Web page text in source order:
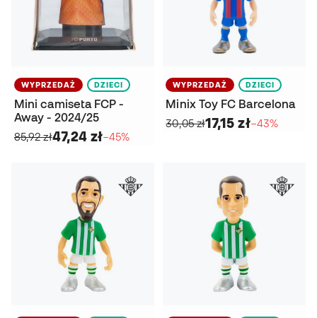
WYPRZEDAŻ DZIECI
Mini camiseta FCP -
Away - 2024/25
85,92 zł47,24 zł−45%
WYPRZEDAŻ DZIECI
Minix Toy FC Barcelona
30,05 zł17,15 zł−43%